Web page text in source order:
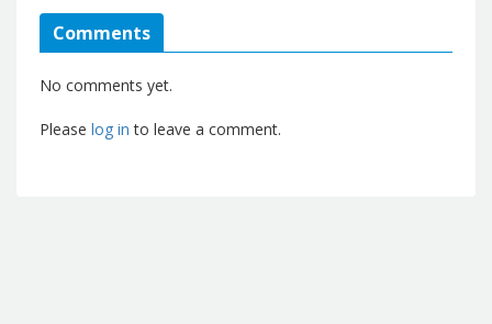
Comments
No comments yet.
Please log in to leave a comment.